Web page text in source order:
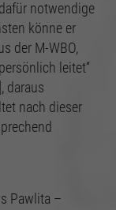
notwendige
könne er
der M-WBO,
leitet“
daraus
nach dieser
Pawlita –